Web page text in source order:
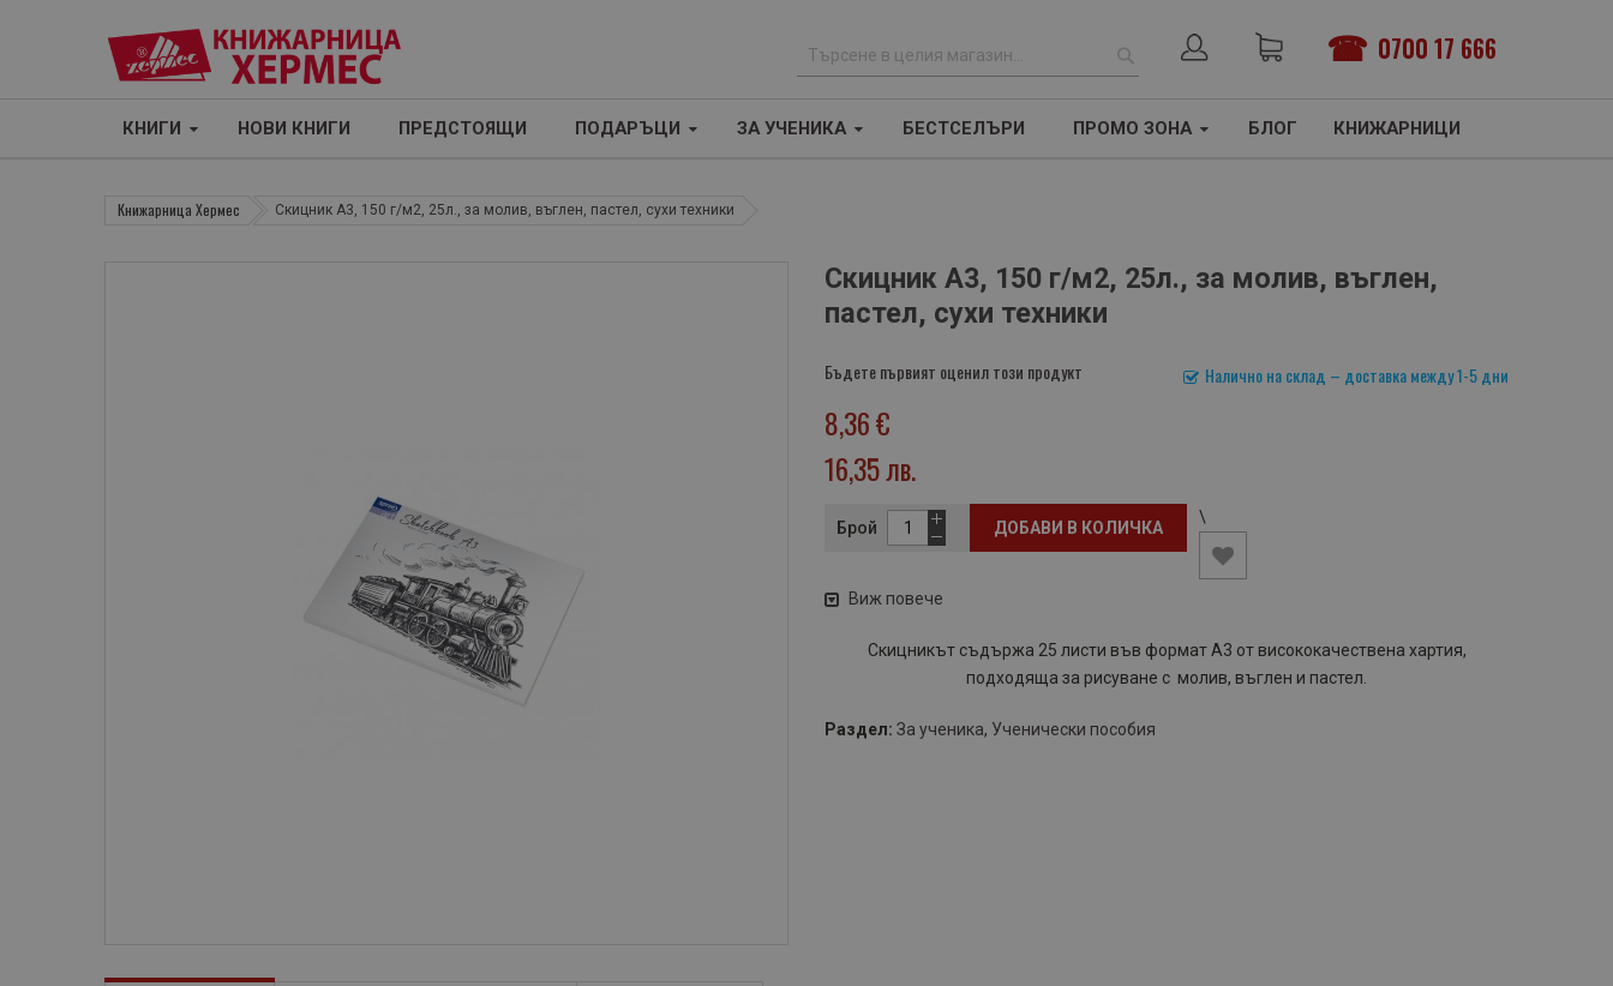
0700 17 666
р
ТЪРСЕНЕ
КНИГИ НОВИ КНИГИ ПРЕДСТОЯЩИ ПОДАРЪЦИ ЗА УЧЕНИКА БЕСТСЕЛЪРИ ПРОМО ЗОНА БЛОГ КНИЖАРНИЦИ
Книжарница Хермес Скицник А3, 150 г/м2, 25л., за молив, въглен, пастел, сухи техники
Скицник А3, 150 г/м2, 25л., за молив, въглен,
пастел, сухи техники
Налично на склад – доставка между 1-5 дни
Бъдете първият оценил този продукт
8,36 €
16,35 лв.
Брой ДОБАВИ В КОЛИЧКА
\
Виж повече
Скицникът съдържа 25 листи във формат А3 от висококачествена хартия,
подходяща за рисуване с молив, въглен и пастел.
Раздел: За ученика, Ученически пособия